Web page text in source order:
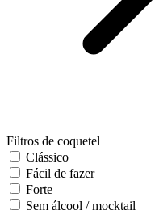
Filtros de coquetel
Clássico
Fácil de fazer
Forte
Sem álcool / mocktail